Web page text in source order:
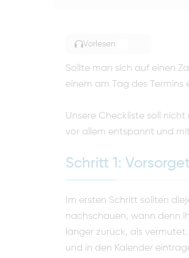
Vorlesen
Sollte man sich auf einen
einem am Tag des Termins
Unsere Checkliste soll
vor allem entspannt und
Schritt 1:
Im ersten Schritt sollten
nachschauen, wann denn
länger zurück, als
und in den Kalender